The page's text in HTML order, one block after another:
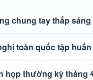
chung tay thắp
toàn quốc tập
họp thường kỳ tháng